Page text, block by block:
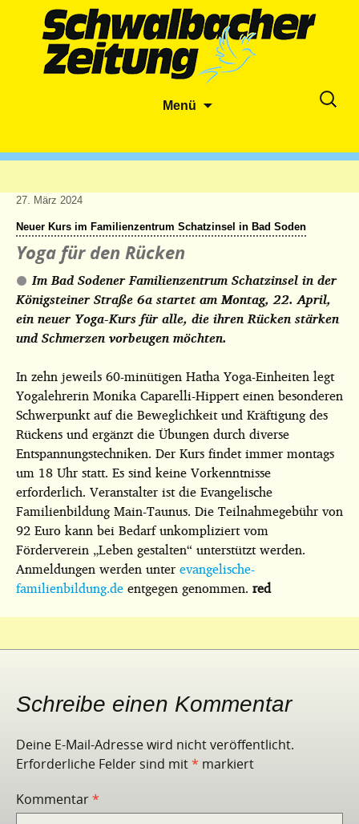
Menü
Suche
27. März 2024
Neuer Kurs im Familienzentrum Schatzinsel in Bad Soden
Yoga für den Rücken
Im Bad Sodener Familienzentrum Schatzinsel in der
Königsteiner Straße 6a startet am Montag, 22. April,
ein neuer Yoga-Kurs für alle, die ihren Rücken stärken
und Schmerzen vorbeugen möchten.
In zehn jeweils 60-minütigen Hatha Yoga-Einheiten legt
Yogalehrerin Monika Caparelli-Hippert einen besonderen
Schwerpunkt auf die Beweglichkeit und Kräftigung des
Rückens und ergänzt die Übungen durch diverse
Entspannungstechniken. Der Kurs findet immer montags
um 18 Uhr statt. Es sind keine Vorkenntnisse
erforderlich. Veranstalter ist die Evangelische
Familienbildung Main-Taunus. Die Teilnahmegebühr von
92 Euro kann bei Bedarf unkompliziert vom
Förderverein „Leben gestalten“ unterstützt werden.
Anmeldungen werden unterevangelische-
familienbildung.deentgegen genommen. red
Schreibe einen Kommentar
Deine E-Mail-Adresse wird nicht veröffentlicht.
Erforderliche Felder sind mit* markiert
Kommentar*